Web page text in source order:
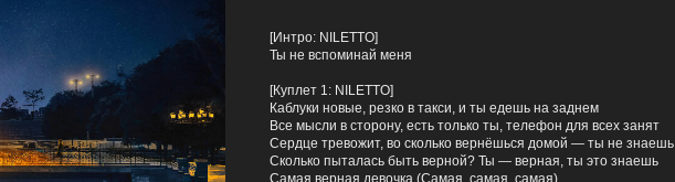
[Интро: NILETTO]
Ты не вспоминай меня
[Куплет 1: NILETTO]
Каблуки новые, резко в такси, и ты едешь на заднем
Все мысли в сторону, есть только ты, телефон для всех занят
Сердце тревожит, во сколько вернёшься домой — ты не знаешь
Сколько пыталась быть верной? Ты — верная, ты это знаешь
Самая верная девочка (Самая, самая, самая)